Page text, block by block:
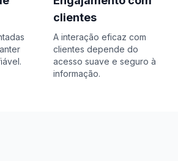
clientes
A interação eficaz com
clientes depende do
acesso suave e seguro à
informação.